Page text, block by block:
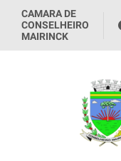
CAMARA DE
CONSELHEIRO
MAIRINCK